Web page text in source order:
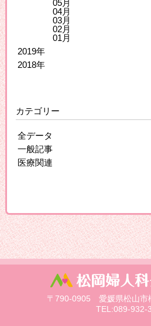
05月
04月
03月
02月
01月
2019年
2018年
カテゴリー
全データ
一般記事
医療関連
〒790-0905 愛媛県松山市
TEL:089-932-